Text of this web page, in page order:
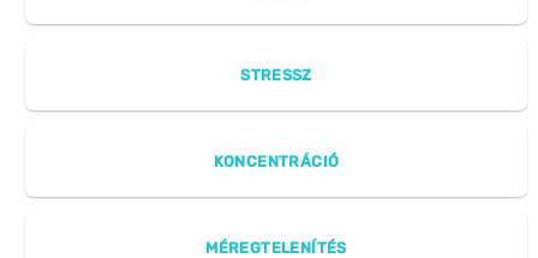
STRESSZ
KONCENTRÁCIÓ
MÉREGTELENÍTÉS